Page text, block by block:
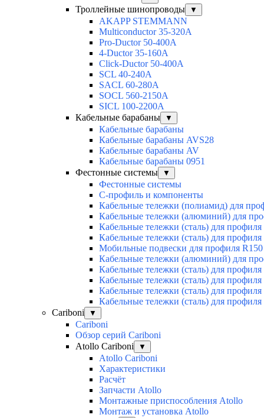
Троллейные шинопроводы ▼
AKAPP STEMMANN
Multiconductor 35-320А
Pro-Ductor 50-400А
4-Ductor 35-160А
Click-Ductor 50-400А
SCL 40-240А
SACL 60-280А
SOCL 560-2150А
SICL 100-2200А
Кабельные барабаны
▼
Кабельные барабаны
Кабельные барабаны AVS28
Кабельные барабаны AV
Кабельные барабаны 0951
Фестонные системы
▼
Фестонные системы
С-профиль и компоненты
Кабельные тележки (полиамид) для
Кабельные тележки (алюминий) для
Кабельные тележки (сталь) для профиля
Кабельные тележки (сталь) для
Мобильные подвески для профиля R150
Кабельные тележки (алюминий) для
Кабельные тележки (сталь) для профиля
Кабельные тележки (сталь) для
Кабельные тележки (сталь) для профиля
Кабельные тележки (сталь) для
Cariboni
▼
Cariboni
Обзор серий Cariboni
Atollo Cariboni
▼
Atollo Cariboni
Характеристики
Расчёт
Запчасти Atollo
Монтажные приспособления Atollo
Монтаж и установка Atollo